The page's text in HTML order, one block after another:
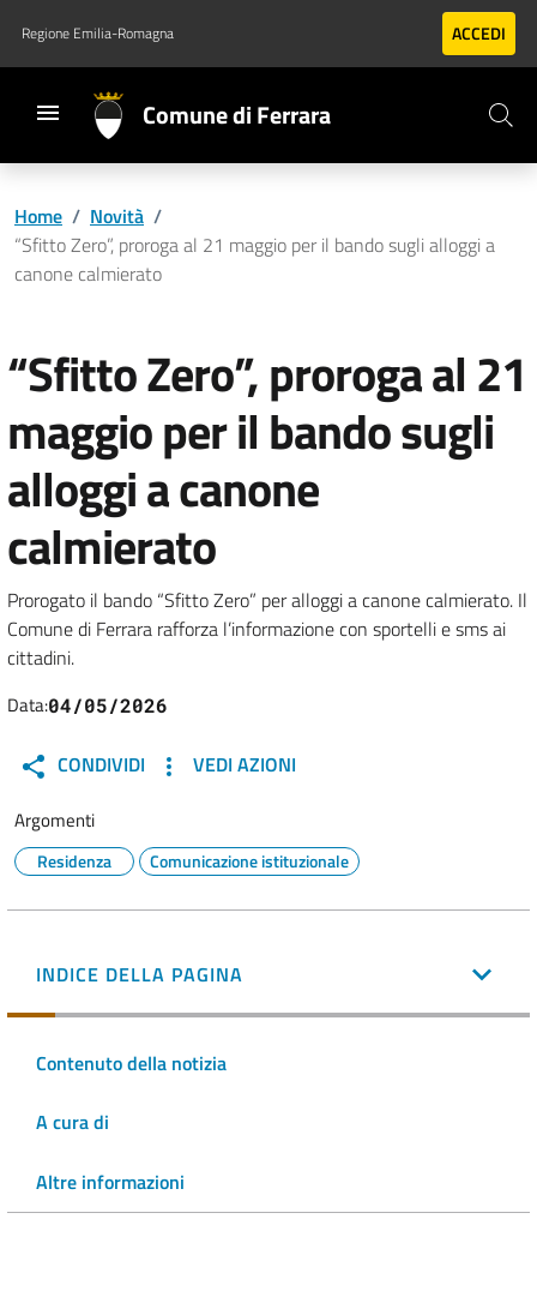
Vai al contenuto principale
Vai al footer
Regione Emilia-Romagna ACCEDI
Comune di Ferrara
Home / Novità /
“Sfitto Zero”, proroga al 21 maggio per il bando sugli alloggi a
canone calmierato
“Sfitto Zero”, proroga al 21
maggio per il bando sugli
alloggi a canone
calmierato
Prorogato il bando “Sfitto Zero” per alloggi a canone calmierato. Il
Comune di Ferrara rafforza l’informazione con sportelli e sms ai
cittadini.
Data:04/05/2026
CONDIVIDI VEDI AZIONI
Argomenti
Residenza Comunicazione istituzionale
INDICE DELLA PAGINA
Contenuto della notizia
A cura di
Altre informazioni